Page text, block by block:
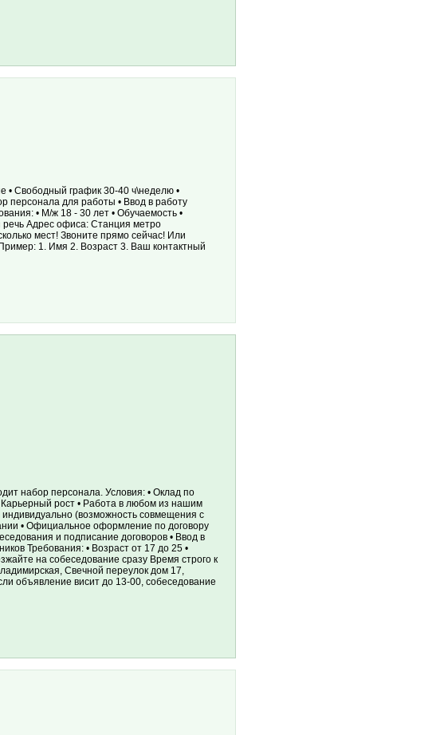
• Свободный график 30-40 ч\неделю •
для работы • Ввод в работу
• М/ж 18 - 30 лет • Обучаемость •
речь Адрес офиса: Станция метро
мест! Звоните прямо сейчас! Или
1. Имя 2. Возраст 3. Ваш контактный
набор персонала. Условия: • Оклад по
рост • Работа в любом из нашим
(возможность совмещения с
• Официальное оформление по договору
и подписание договоров • Ввод в
Требования: • Возраст от 17 до 25 •
на собеседование сразу Время строго к
Свечной переулок дом 17,
объявление висит до 13-00, собеседование